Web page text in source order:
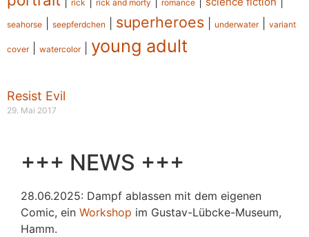
rick rick and morty romance
seahorse seepferdchen superheroes underwater| variant
cover| watercolor| young adult
Resist Evil
29. Mai 2017
+++ NEWS +++
28.06.2025: Dampf ablassen mit dem eigenen
Comic, ein Workshop im Gustav-Lübcke-Museum,
Hamm.